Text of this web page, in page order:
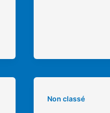
Non classé